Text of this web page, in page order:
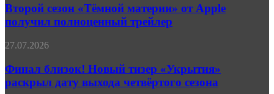
«Натиск»
«Тёмной
материи»
от
получил
трейлер
Второй сезон «Тёмной материи» от Apple
получил полноценный трейлер
Финал
Новый
тизер
«Укрытия»
27.07.2026
Финал близок! Новый тизер «Укрытия»
раскрыл дату выхода четвёртого сезона